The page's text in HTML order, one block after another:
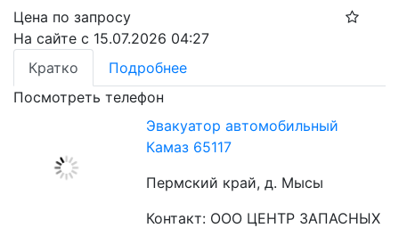
Цена по запросу
На сайте с 15.07.2026 04:27
Кратко
Подробнее
Посмотреть телефон
Эвакуатор автомобильный
Камаз 65117
Пермский край, д. Мысы
Контакт: ООО ЦЕНТР ЗАПАСНЫХ